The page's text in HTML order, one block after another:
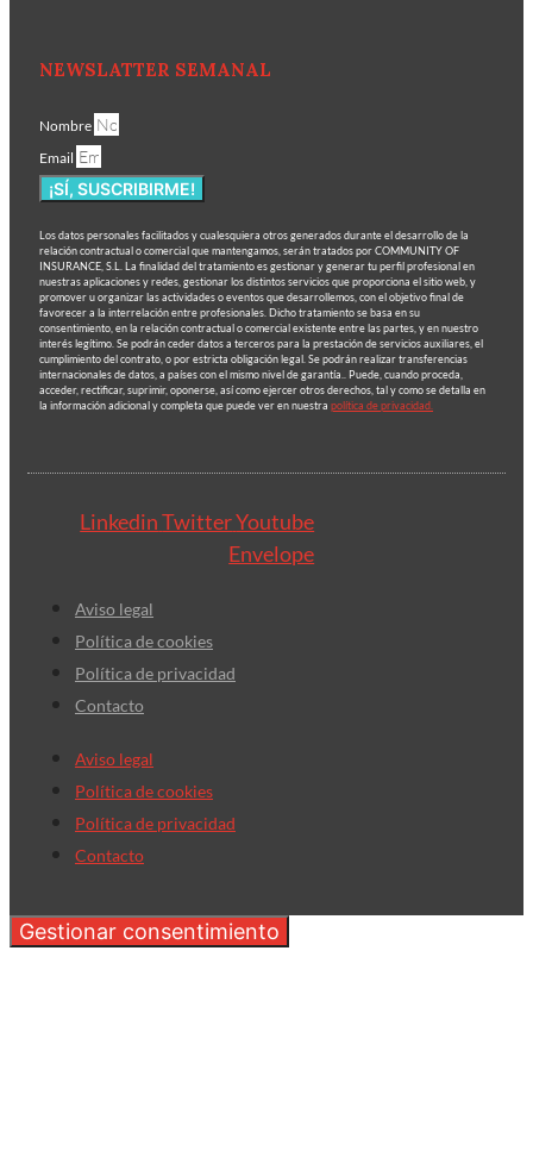
NEWSLATTER SEMANAL
Nombre
Email
¡SÍ, SUSCRIBIRME!
Los datos personales facilitados y cualesquiera otros generados durante el desarrollo de la
relación contractual o comercial que mantengamos, serán tratados por COMMUNITY OF
INSURANCE, S.L. La finalidad del tratamiento es gestionar y generar tu perfil profesional en
nuestras aplicaciones y redes, gestionar los distintos servicios que proporciona el sitio web, y
promover u organizar las actividades o eventos que desarrollemos, con el objetivo final de
favorecer a la interrelación entre profesionales. Dicho tratamiento se basa en su
consentimiento, en la relación contractual o comercial existente entre las partes, y en nuestro
interés legítimo. Se podrán ceder datos a terceros para la prestación de servicios auxiliares, el
cumplimiento del contrato, o por estricta obligación legal. Se podrán realizar transferencias
internacionales de datos, a países con el mismo nivel de garantía.. Puede, cuando proceda,
acceder, rectificar, suprimir, oponerse, así como ejercer otros derechos, tal y como se detalla en
la información adicional y completa que puede ver en nuestra política de privacidad.
LinkedinTwitterYoutube
Envelope
Aviso legal
Política de cookies
Política de privacidad
Contacto
Aviso legal
Política de cookies
Política de privacidad
Contacto
Gestionar consentimiento